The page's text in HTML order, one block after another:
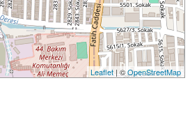
Leaflet| ©OpenStreetMap